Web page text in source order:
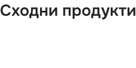
Сходни продукти